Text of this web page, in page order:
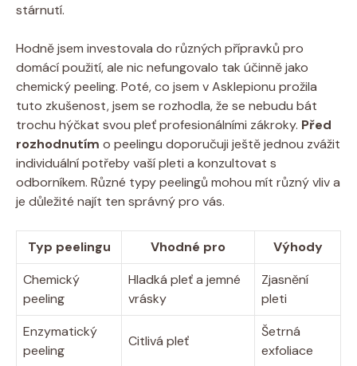
stárnutí.
Hodně jsem investovala do různých přípravků pro
domácí použití, ale nic nefungovalo tak účinně jako
chemický peeling. Poté, co jsem v Asklepionu prožila
tuto zkušenost, jsem se rozhodla, že se nebudu bát
trochu hýčkat svou pleť profesionálními zákroky. Před
rozhodnutím o peelingu doporučuji ještě jednou zvážit
individuální potřeby vaší pleti a konzultovat s
odborníkem. Různé typy peelingů mohou mít různý vliv a
je důležité najít ten správný pro vás.
Typ peelingu Vhodné pro
Výhody
Chemický
peeling
Hladká pleť a jemné
vrásky
Zjasnění
pleti
Enzymatický
peeling
Citlivá pleť
Šetrná
exfoliace